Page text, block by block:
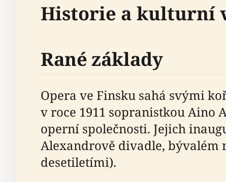
Historie a kulturní
Rané základy
Opera ve Finsku sahá svými
v roce 1911 sopranistkou Aino
operní společnosti. Jejich
Alexandrově divadle, bývalém
desetiletími).